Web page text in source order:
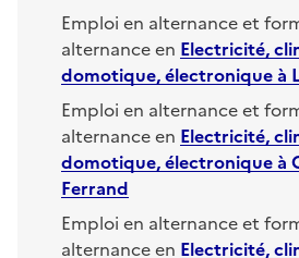
Emploi en alternance et
alternance en Electricité,
domotique, électroniqueà
Emploi en alternance et
alternance en Electricité,
domotique, électroniqueà
Ferrand
Emploi en alternance et
alternance en Electricité,